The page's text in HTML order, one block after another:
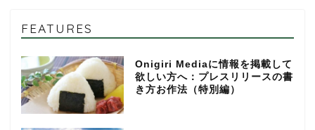
FEATURES
Onigiri Mediaに情報を掲載して
欲しい方へ：プレスリリースの書
き方お作法（特別編）